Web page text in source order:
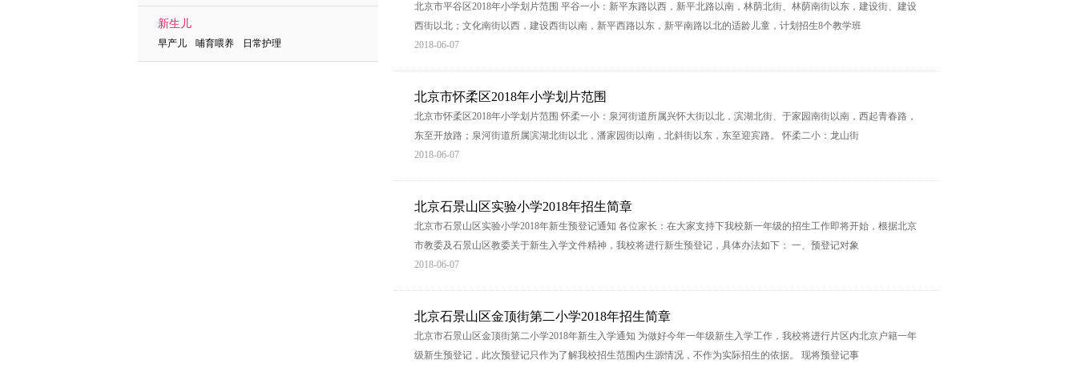
新生儿
早产儿 哺育喂养 日常护理
北京市平谷区2018年小学划片范围 平谷一小：新平东路以西，新平北路以南，林荫北街、林荫南街以东，建设街、建设
西街以北；文化南街以西，建设西街以南，新平西路以东，新平南路以北的适龄儿童，计划招生8个教学班
2018-06-07
北京市怀柔区2018年小学划片范围
北京市怀柔区2018年小学划片范围 怀柔一小：泉河街道所属兴怀大街以北，滨湖北街、于家园南街以南，西起青春路，
东至开放路；泉河街道所属滨湖北街以北，潘家园街以南，北斜街以东，东至迎宾路。 怀柔二小：龙山街
2018-06-07
北京石景山区实验小学2018年招生简章
北京市石景山区实验小学2018年新生预登记通知 各位家长：在大家支持下我校新一年级的招生工作即将开始，根据北京
市教委及石景山区教委关于新生入学文件精神，我校将进行新生预登记，具体办法如下： 一、预登记对象
2018-06-07
北京石景山区金顶街第二小学2018年招生简章
北京市石景山区金顶街第二小学2018年新生入学通知 为做好今年一年级新生入学工作，我校将进行片区内北京户籍一年
级新生预登记，此次预登记只作为了解我校招生范围内生源情况，不作为实际招生的依据。 现将预登记事